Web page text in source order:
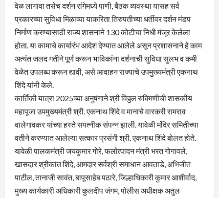
वेळ लागावा तसेच दर्शन रांगेमध्ये पाणी, बैठक व्यवस्था यासह सर्व
प्रकारच्या सुविधा मिळाव्या याकरिता तिरुपतीच्या धर्तीवर दर्शन मंडप
निर्माण करण्यासाठी राज्य शासनाने 130 कोटीचा निधी मंजूर केलेला
होता. या कामाचे कार्यारंभ आदेश देण्यात आलेले असून प्रशासनाने हे काम
अत्यंत जलद गतीने पूर्ण करून भाविकांना दर्शनाची सुविधा सुलभ व कमी
वेळेत उपलब्ध करून द्यावी, असे आवाहन राज्याचे उपमुख्यमंत्री एकनाथ
शिंदे यांनी केले.
कार्तिकी यात्रा 2025च्या अनुषंगाने श्री विठ्ठल रुक्मिणीची शासकीय
महापूजा उपमुख्यमंत्री श्री. एकनाथ शिंदे व मानाचे वारकरी रामराव
वालेगावकर यांच्या हस्ते सपत्नीक संपन्न झाली. यावेळी मंदिर समितीच्या
वतीने करण्यात आलेल्या सत्कार प्रसंगी श्री. एकनाथ शिंदे बोलत होते.
यावेळी पालकमंत्री जयकुमार गोरे, फलोत्पादन मंत्री भरत गोगावले,
खासदार श्रीकांत शिंदे, आमदार सर्वश्री समाधान आवताडे, अभिजीत
पाटील, तानाजी सावंत, बापूसाहेब पठारे, जिल्हाधिकारी कुमार आशीर्वाद,
मुख्य कार्यकारी अधिकारी कुलदीप जंगम, पोलीस अधीक्षक अतुल